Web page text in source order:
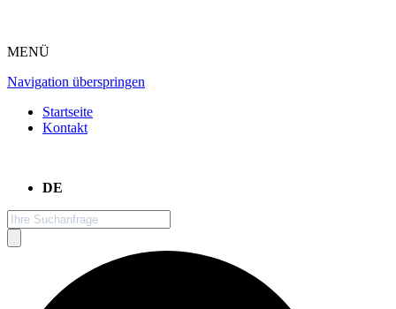
MENÜ
Navigation überspringen
Startseite
Kontakt
DE